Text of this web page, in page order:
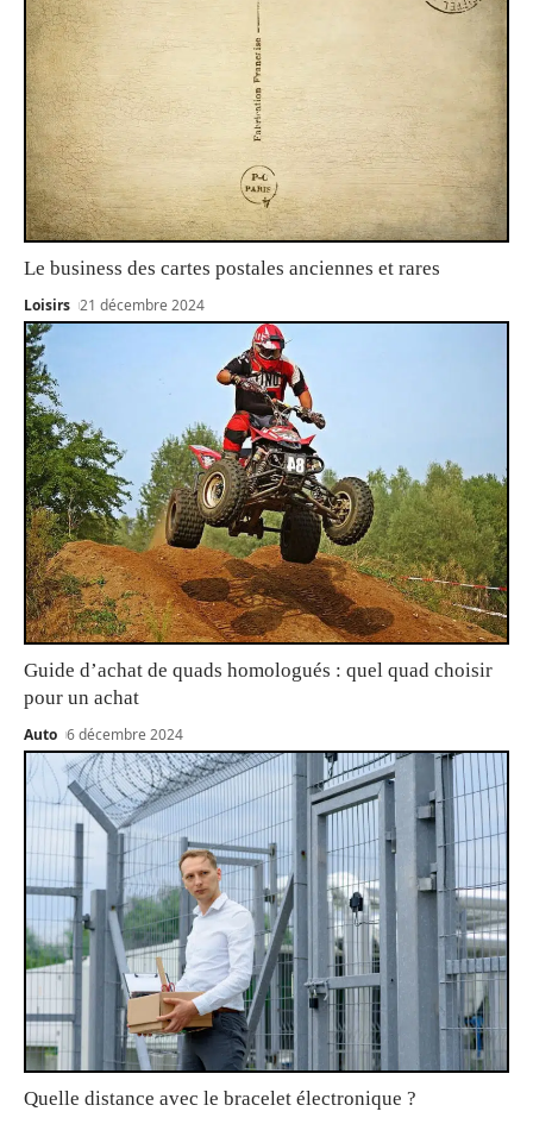
Le business des cartes postales anciennes et rares
Loisirs 21 décembre 2024
Guide d’achat de quads homologués : quel quad choisir
pour un achat
Auto 6 décembre 2024
Quelle distance avec le bracelet électronique ?